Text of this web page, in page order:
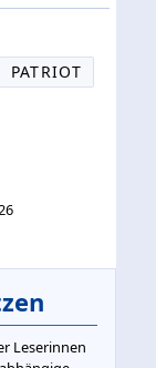
PATRIOT
Leserinnen